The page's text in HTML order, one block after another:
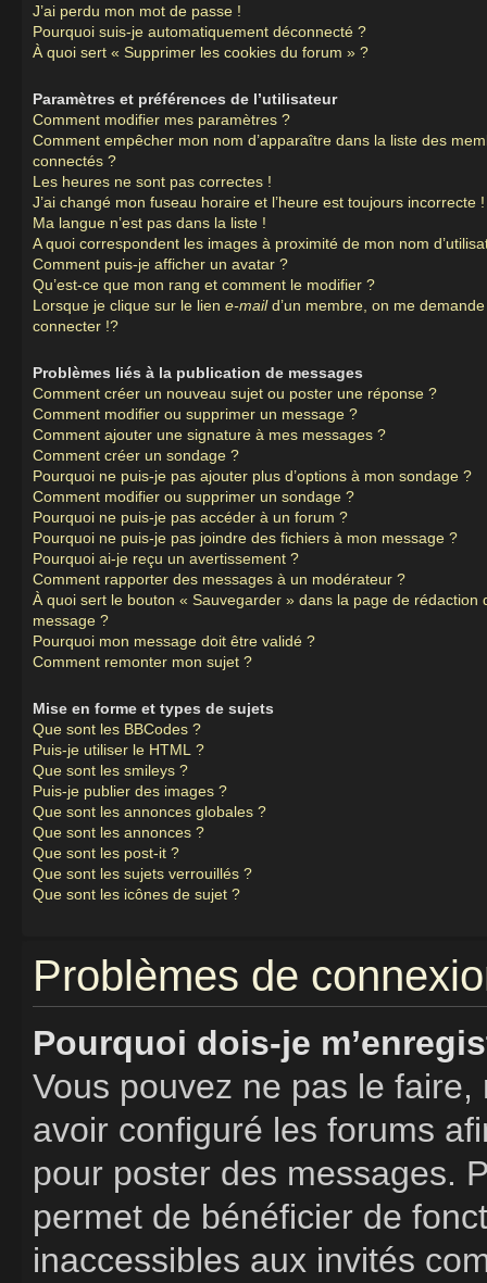
J’ai perdu mon mot de passe !
Pourquoi suis-je automatiquement déconnecté ?
À quoi sert « Supprimer les cookies du forum » ?
Paramètres et préférences de l’utilisateur
Comment modifier mes paramètres ?
Comment empêcher mon nom d’apparaître dans la liste des
connectés ?
Les heures ne sont pas correctes !
J’ai changé mon fuseau horaire et l’heure est toujours incorrecte !
Ma langue n’est pas dans la liste !
A quoi correspondent les images à proximité de mon nom
Comment puis-je afficher un avatar ?
Qu’est-ce que mon rang et comment le modifier ?
Lorsque je clique sur le lien e-maild’un membre, on me
connecter !?
Problèmes liés à la publication de messages
Comment créer un nouveau sujet ou poster une réponse ?
Comment modifier ou supprimer un message ?
Comment ajouter une signature à mes messages ?
Comment créer un sondage ?
Pourquoi ne puis-je pas ajouter plus d’options à mon sondage ?
Comment modifier ou supprimer un sondage ?
Pourquoi ne puis-je pas accéder à un forum ?
Pourquoi ne puis-je pas joindre des fichiers à mon message ?
Pourquoi ai-je reçu un avertissement ?
Comment rapporter des messages à un modérateur ?
À quoi sert le bouton « Sauvegarder » dans la page de rédaction
message ?
Pourquoi mon message doit être validé ?
Comment remonter mon sujet ?
Mise en forme et types de sujets
Que sont les BBCodes ?
Puis-je utiliser le HTML ?
Que sont les smileys ?
Puis-je publier des images ?
Que sont les annonces globales ?
Que sont les annonces ?
Que sont les post-it ?
Que sont les sujets verrouillés ?
Que sont les icônes de sujet ?
Problèmes de
Pourquoi dois-je
Vous pouvez ne pas le
avoir configuré les forums
pour poster des messages.
permet de bénéficier de
inaccessibles aux invités